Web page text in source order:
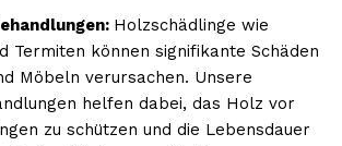
Holzschädlinge wie
Termiten können signifikante Schäden
Möbeln verursachen. Unsere
helfen dabei, das Holz vor
zu schützen und die Lebensdauer